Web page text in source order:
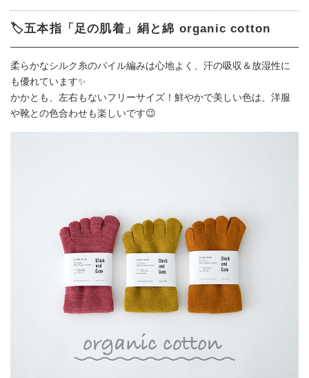
🏷️五本指「足の肌着」絹と綿 organic cotton
柔らかなシルク糸のパイル編みは心地よく、汗の吸収＆放湿性に
も優れています✨
かかとも、左右もないフリーサイズ！鮮やかで美しい色は、洋服
や靴との色合わせも楽しいです😉